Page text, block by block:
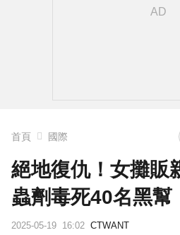
首頁 國際
絕地復仇！女攤販
蟲劑毒死40名黑幫
2025-05-19 16:02 CTWANT